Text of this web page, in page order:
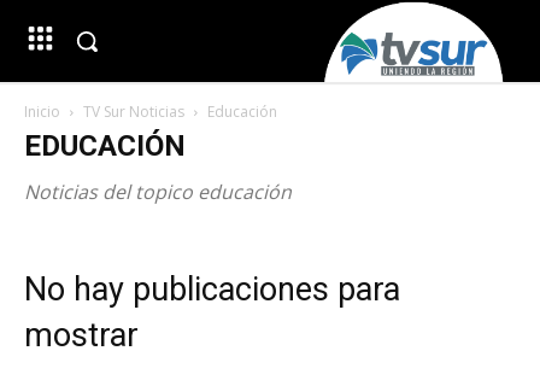
Inicio TV Sur Noticias Educación
EDUCACIÓN
Noticias del topico educación
No hay publicaciones para
mostrar